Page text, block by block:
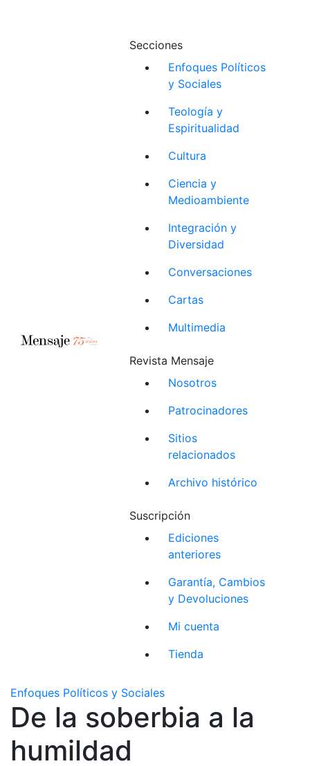
Secciones
Enfoques Políticos
y Sociales
Teología y
Espiritualidad
Cultura
Ciencia y
Medioambiente
Integración y
Diversidad
Conversaciones
Cartas
Multimedia
Revista Mensaje
Nosotros
Patrocinadores
Sitios
relacionados
Archivo histórico
Suscripción
Ediciones
anteriores
Garantía, Cambios
y Devoluciones
Mi cuenta
Tienda
Enfoques Políticos y Sociales
De la soberbia a la
humildad